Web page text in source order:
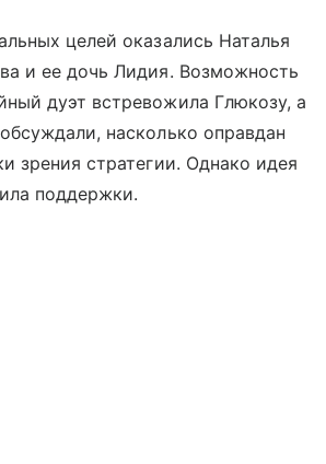
целей оказались Наталья
и ее дочь Лидия. Возможность
дуэт встревожила Глюкозу, а
насколько оправдан
зрения стратегии. Однако идея
поддержки.